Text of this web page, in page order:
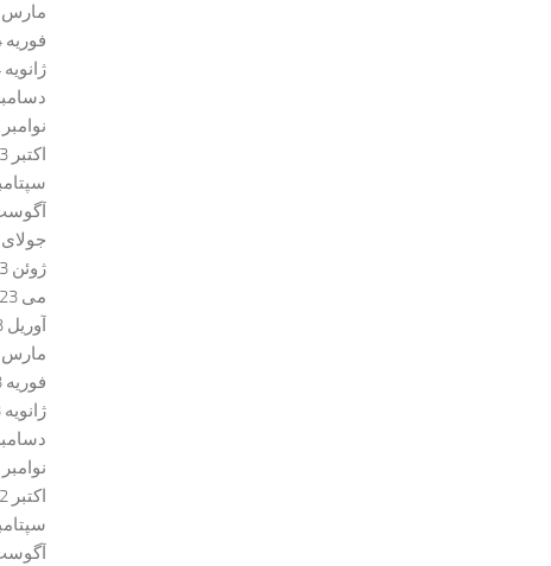
مارس 2024
فوریه 2024
ژانویه 2024
دسامبر
نوامبر 2023
اکتبر 2023
سپتامبر
آگوست
جولای 2023
ژوئن 2023
می 2023
آوریل 2023
مارس 2023
فوریه 2023
ژانویه 2023
دسامبر
نوامبر 2022
اکتبر 2022
سپتامبر
آگوست